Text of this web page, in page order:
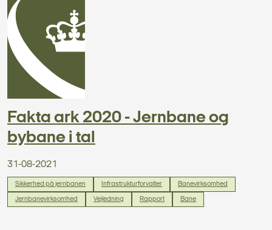
Fakta ark 2020 - Jernbane og
bybane i tal
31-08-2021
Sikkerhed på jernbanen Infrastrukturforvalter Banevirksomhed
Jernbanevirksomhed Vejledning Rapport Bane